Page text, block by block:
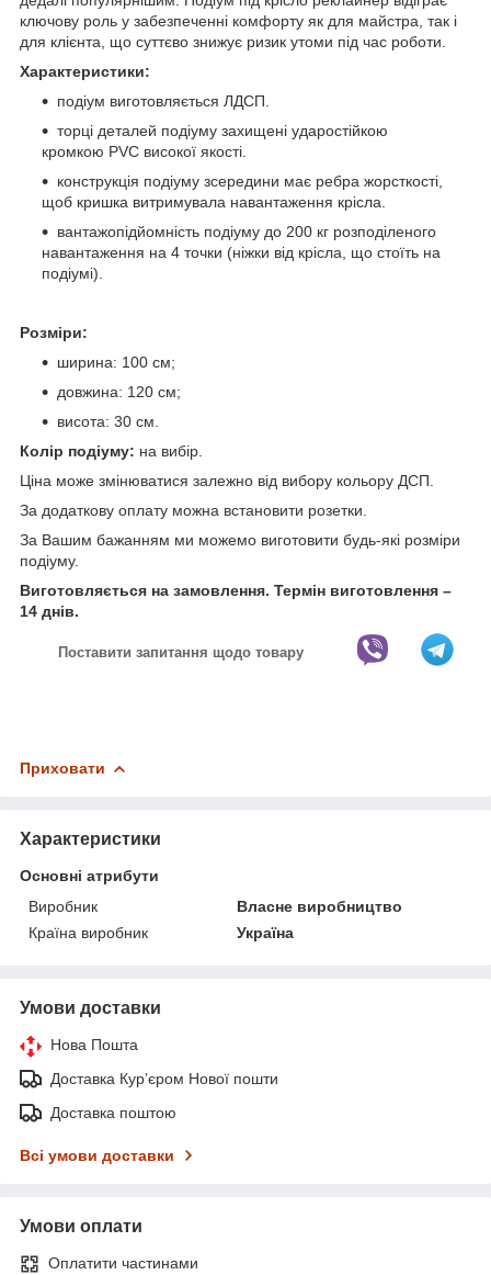
ключову роль у забезпеченні комфорту як для майстра, так і
для клієнта, що суттєво знижує ризик утоми під час роботи.
Характеристики:
подіум виготовляється ЛДСП.
торці деталей подіуму захищені ударостійкою
кромкою PVC високої якості.
конструкція подіуму зсередини має ребра жорсткості,
щоб кришка витримувала навантаження крісла.
вантажопідйомність подіуму до 200 кг розподіленого
навантаження на 4 точки (ніжки від крісла, що стоїть на
подіумі).
Розміри:
ширина: 100 см;
довжина: 120 см;
висота: 30 см.
Колір подіуму: на вибір.
Ціна може змінюватися залежно від вибору кольору ДСП.
За додаткову оплату можна встановити розетки.
За Вашим бажанням ми можемо виготовити будь-які розміри
подіуму.
Виготовляється на замовлення. Термін виготовлення –
14 днів.
Поставити запитання щодо товару
Приховати
Характеристики
Основні атрибути
Виробник
Власне виробництво
Країна виробник
Україна
Умови доставки
Нова Пошта
Доставка Курʼєром Нової пошти
Доставка поштою
Всі умови доставки
Умови оплати
Оплатити частинами